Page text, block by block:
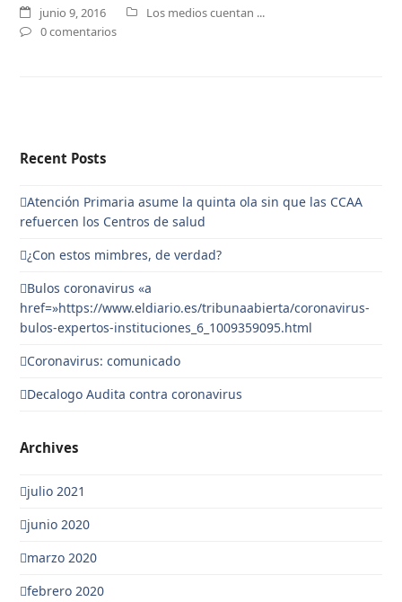
junio 9, 2016
Los medios cuentan ...
0 comentarios
Recent Posts
Atención Primaria asume la quinta ola sin que las CCAA
refuercen los Centros de salud
¿Con estos mimbres, de verdad?
Bulos coronavirus «a
href=»https://www.eldiario.es/tribunaabierta/coronavirus-
bulos-expertos-instituciones_6_1009359095.html
Coronavirus: comunicado
Decalogo Audita contra coronavirus
Archives
julio 2021
junio 2020
marzo 2020
febrero 2020